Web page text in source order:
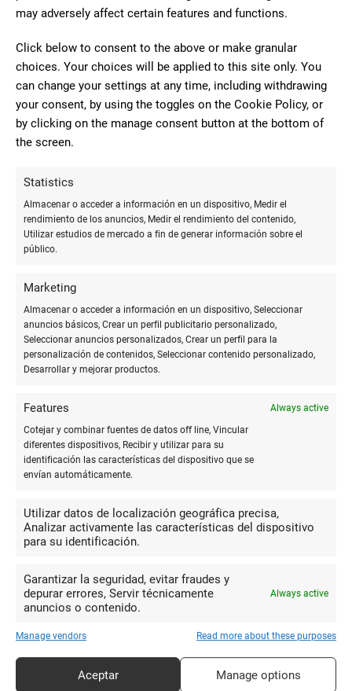
may adversely affect certain features and functions.
Click below to consent to the above or make granular
choices. Your choices will be applied to this site only. You
can change your settings at any time, including withdrawing
your consent, by using the toggles on the Cookie Policy, or
by clicking on the manage consent button at the bottom of
the screen.
Statistics
Almacenar o acceder a información en un dispositivo, Medir el
rendimiento de los anuncios, Medir el rendimiento del contenido,
Utilizar estudios de mercado a fin de generar información sobre el
público.
Marketing
Almacenar o acceder a información en un dispositivo, Seleccionar
anuncios básicos, Crear un perfil publicitario personalizado,
Seleccionar anuncios personalizados, Crear un perfil para la
personalización de contenidos, Seleccionar contenido personalizado,
Desarrollar y mejorar productos.
Features
Always active
Cotejar y combinar fuentes de datos off line, Vincular
diferentes dispositivos, Recibir y utilizar para su
identificación las características del dispositivo que se
envían automáticamente.
Utilizar datos de localización geográfica precisa,
Analizar activamente las características del dispositivo
para su identificación.
Garantizar la seguridad, evitar fraudes y
depurar errores, Servir técnicamente
anuncios o contenido.
Always active
Manage vendors Read more about these purposes
Aceptar Manage options
Lunes - Viernes: 7:45–14:00 | 17:00–20:00
CERRADO
38 Comentarios
juan moreno
moreno
Muy mala experiencia entro mi
madre que no sabe leer, para imprimir
unos papeles y le pregunto por que no
no ponía lo que la estaba diciendo, imprimiendo lo que el
quiso, fuimos otra vez conmigo y decía que no ponía lo que
yo le estaba diciendo y si que lo ponía en los papeles, muy
mala conducta por parte de el …. Se ve que es un hombre al
sitio
Jose Manuel
Buen trato, buena gama de
artículos de regalo.
Gema Sánchez
Gómez
Estoy totalmente maravillada, ya
pesar de las condiciones de las calles a
pesar de la nieve, buscando el fascículo
de Crochet Creativo, sin conseguirlo, y